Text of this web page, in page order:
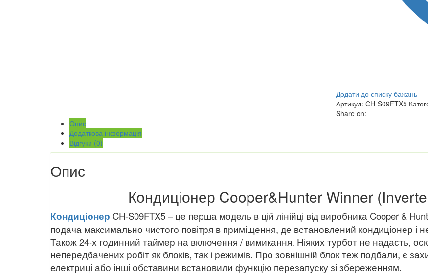
Додати до списку бажань
Артикул: CH-S09FTX5
Share on:
Опис
Додаткова інформація
Відгуки (0)
Опис
Кондиціонер Cooper&Hunter Winner
Кондиціонер CH-S09FTX5 – це перша модель в цій лінійці від виробника Cooper &
подача максимально чистого повітря в приміщення, де встановлений кондиціонер і
Також 24-х годинний таймер на включення / вимикання. Ніяких турбот не надасть,
непередбачених робіт як блоків, так і режимів. Про зовнішній блок теж подбали, є
електриці або інші обставини встановили функцію перезапуску зі збереженням.